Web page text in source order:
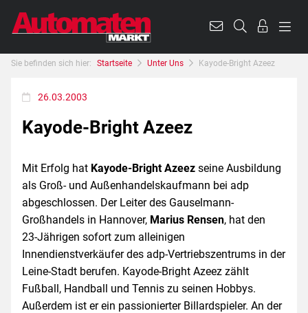
Sie befinden sich hier: Startseite Unter Uns Kayode-Bright Azeez
26.03.2003
Kayode-Bright Azeez
Mit Erfolg hat Kayode-Bright Azeez seine Ausbildung
als Groß- und Außenhandelskaufmann bei adp
abgeschlossen. Der Leiter des Gauselmann-
Großhandels in Hannover, Marius Rensen, hat den
23-Jährigen sofort zum alleinigen
Innendienstverkäufer des adp-Vertriebszentrums in der
Leine-Stadt berufen. Kayode-Bright Azeez zählt
Fußball, Handball und Tennis zu seinen Hobbys.
Außerdem ist er ein passionierter Billardspieler. An der